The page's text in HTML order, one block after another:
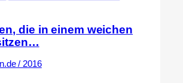
die in einem weichen
/ 2016